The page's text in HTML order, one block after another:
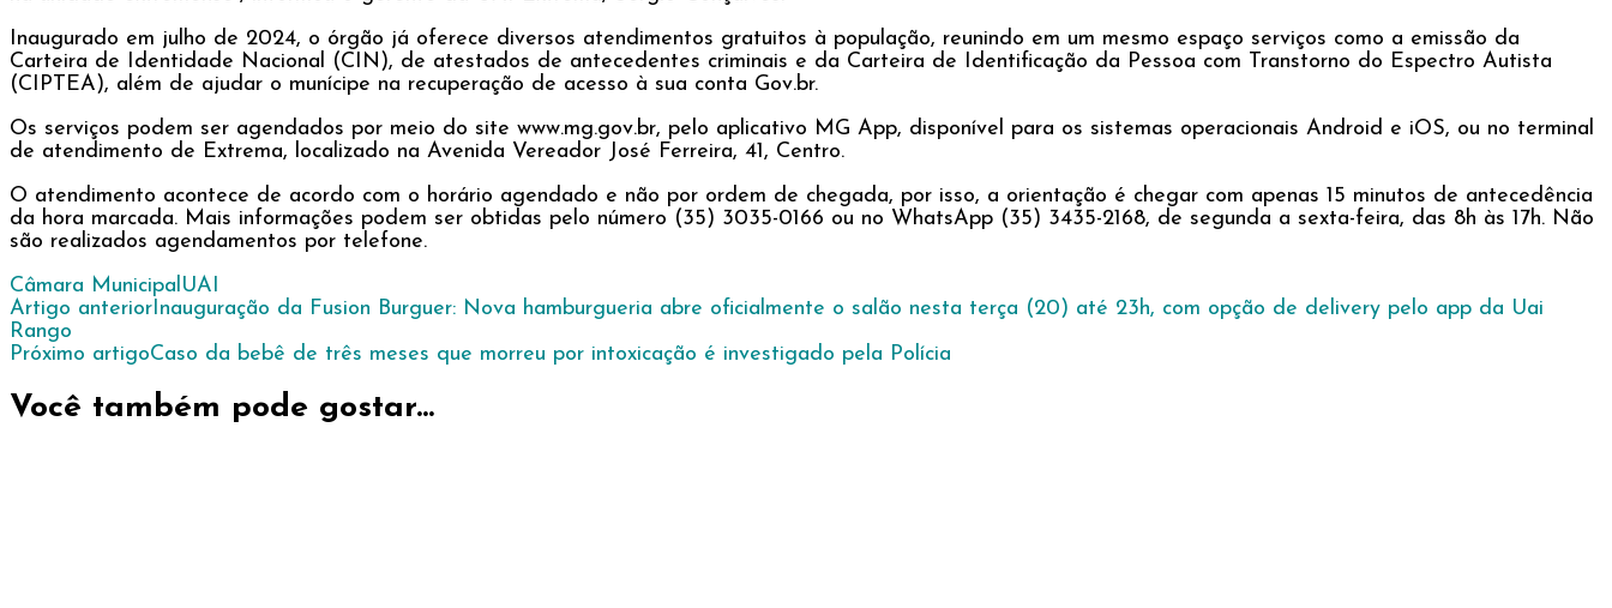
Inaugurado em julho de 2024, o órgão já oferece diversos atendimentos gratuitos à população, reunindo em um mesmo espaço serviços como a emissão da
Carteira de Identidade Nacional (CIN), de atestados de antecedentes criminais e da Carteira de Identificação da Pessoa com Transtorno do Espectro Autista
(CIPTEA), além de ajudar o munícipe na recuperação de acesso à sua conta Gov.br.
Os serviços podem ser agendados por meio do site www.mg.gov.br, pelo aplicativo MG App, disponível para os sistemas operacionais Android e iOS, ou no terminal
de atendimento de Extrema, localizado na Avenida Vereador José Ferreira, 41, Centro.
O atendimento acontece de acordo com o horário agendado e não por ordem de chegada, por isso, a orientação é chegar com apenas 15 minutos de antecedência
da hora marcada. Mais informações podem ser obtidas pelo número (35) 3035-0166 ou no WhatsApp (35) 3435-2168, de segunda a sexta-feira, das 8h às 17h. Não
são realizados agendamentos por telefone.
Câmara MunicipalUAI
Navegação
de
Artigo anteriorInauguração da Fusion Burguer: Nova hamburgueria abre oficialmente o salão nesta terça (20) até 23h, com opção de delivery pelo app da Uai
Rango
Próximo artigoCaso da bebê de três meses que morreu por intoxicação é investigado pela Polícia
Você também pode gostar...